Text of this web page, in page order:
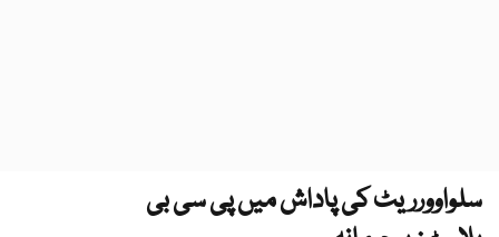
سلواوورریٹ کی پاداش میں پی سی بی